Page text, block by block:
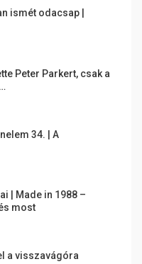
ismét odacsap |
Peter Parkert, csak a
34. | A
| Made in 1988 –
most
a visszavágóra